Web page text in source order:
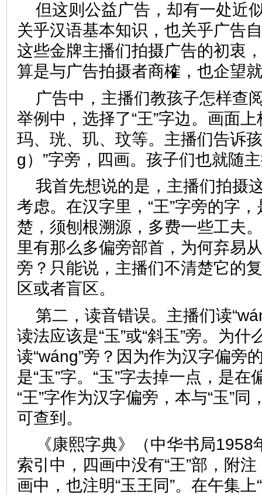
但这则公益广告，却有一处近
关乎汉语基本知识，也关乎广告
这些金牌主播们拍摄广告的初衷
算是与广告拍摄者商榷，也企望
广告中，主播们教孩子怎样查
举例中，选择了“王”字边。画面
玛、珖、玑、玟等。主播们告诉
g）”字旁，四画。孩子们也就随
我首先想说的是，主播们拍摄
考虑。在汉字里，“王”字旁的字
楚，须刨根溯源，多费一些工夫
里有那么多偏旁部首，为何弃易
旁？只能说，主播们不清楚它的
区或者盲区。
第二，读音错误。主播们读
读法应该是“玉”或“斜玉”旁。为什
读“wáng”旁？因为作为汉字偏旁
是“玉”字。“玉”字去掉一点，是
“王”字作为汉字偏旁，本与“玉”
可查到。
《康熙字典》（中华书局
索引中，四画中没有“王”部，附注
画中，也注明“玉王同”。在午集上